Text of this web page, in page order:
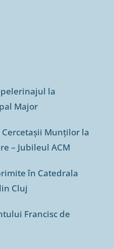
la
Major
Munților la
– Jubileul ACM
în Catedrala
Cluj
Francisc de